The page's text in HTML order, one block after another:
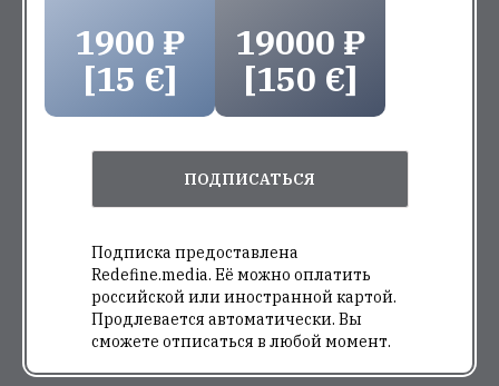
1900 ₽
[15 €]
19000 ₽
[150 €]
ПОДПИСАТЬСЯ
Подписка предоставлена
Redefine.media. Её можно оплатить
российской или иностранной картой.
Продлевается автоматически. Вы
сможете отписаться в любой момент.